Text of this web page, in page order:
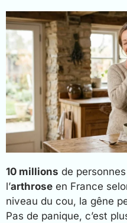
10 millions de
l’arthrose en France
niveau du cou, la gêne
Pas de panique, c’est